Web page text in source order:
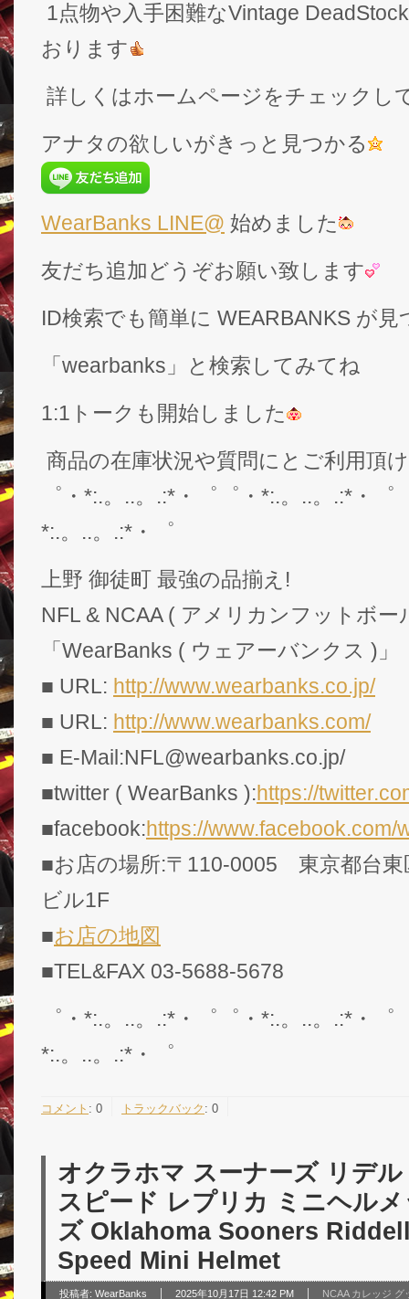
1点物や入手困難なVintage
おります
詳しくはホームページをチェックし
アナタの欲しいがきっと見つかる
WearBanks LINE@ 始めました
友だち追加どうぞお願い致します
ID検索でも簡単に WEARBANKS が
「wearbanks」と検索してみてね
1:1トークも開始しました
商品の在庫状況や質問にとご利用頂
゜・*:.。..。.:*・゜゜・*:.。..。.:*・
*:.。..。.:*・゜
上野 御徒町 最強の品揃え!
NFL & NCAA ( アメリカンフットボー
「WearBanks ( ウェアーバンクス )」
■ URL: http://www.wearbanks.co.jp/
■ URL: http://www.wearbanks.com/
■ E-Mail:NFL@wearbanks.co.jp/
■twitter ( WearBanks ):https://
■facebook:https://www.facebook.com/
■お店の場所:〒110-0005 東京都台
ビル1F
■お店の地図
■TEL&FAX 03-5688-5678
゜・*:.。..。.:*・゜゜・*:.。..。.:*・
*:.。..。.:*・゜
コメント : 0 トラックバック : 0
オクラホマ スーナーズ リデ
スピード レプリカ ミニヘル
ズ Oklahoma Sooners
Speed Mini Helmet
投稿者: WearBanks 2025年10月17日 12:42 PM NCAA カレッジ グ